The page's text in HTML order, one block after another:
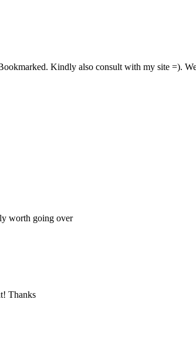
Kindly also consult with my site =).
worth going over
Thanks